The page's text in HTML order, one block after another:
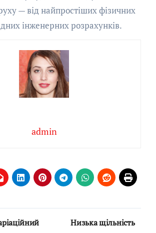
— від найпростіших фізичних
інженерних розрахунків.
admin
Низька щільність